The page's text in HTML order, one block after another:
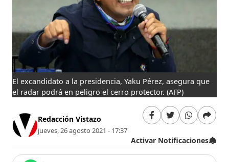
El excandidato a la presidencia, Yaku Pérez, asegura que
el radar podrá en peligro el cerro protector. (AFP)
Redacción Vistazo
jueves, 26 agosto 2021 - 17:37
Activar Notificaciones